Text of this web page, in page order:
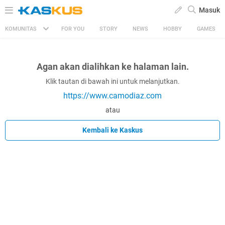
Masuk
KOMUNITAS FOR YOU STORY NEWS HOBBY GAMES
Agan akan dialihkan ke halaman lain.
Klik tautan di bawah ini untuk melanjutkan.
https://www.camodiaz.com
atau
Kembali ke Kaskus